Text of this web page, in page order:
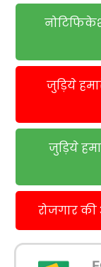
जुड़िये
जुड़िये
रोजगार